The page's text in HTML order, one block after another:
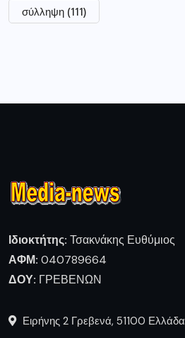
σύλληψη (111)
Ιδιοκτήτης: Τσακνάκης Ευθύμιος
ΑΦΜ: 040789664
ΔΟΥ: ΓΡΕΒΕΝΩΝ
Ειρήνης 2 Γρεβενά, 51100 Ελλάδα